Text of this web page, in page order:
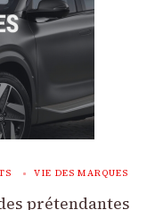
VIE DES MARQUES
prétendantes